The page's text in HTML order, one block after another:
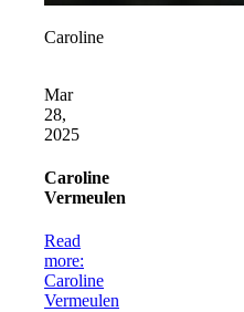
Caroline
Mar
28,
2025
Caroline
Vermeulen
Read
more:
Caroline
Vermeulen